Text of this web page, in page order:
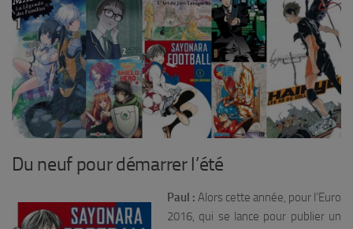
Du neuf pour démarrer l’été
Paul : Alors cette année, pour l’Euro
2016, qui se lance pour publier un